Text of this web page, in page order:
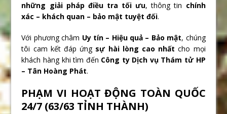
những giải pháp điều tra tối ưu, thông tin chính
xác – khách quan – bảo mật tuyệt đối.
Với phương châm Uy tín – Hiệu quả – Bảo mật, chúng
tôi cam kết đáp ứng sự hài lòng cao nhất cho mọi
khách hàng khi tìm đến Công ty Dịch vụ Thám tử HP
– Tân Hoàng Phát.
PHẠM VI HOẠT ĐỘNG TOÀN QUỐC
24/7 (63/63 TỈNH THÀNH)